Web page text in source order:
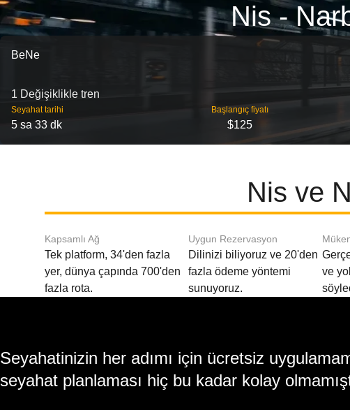
Nis -
BeNe
1 Değişiklikle tren
Seyahat tarihi
5 sa 33 dk
Başlangıç ​​fiyatı
$125
Nis ve
Kapsamlı Ağ
Tek platform, 34'den fazla
yer, dünya çapında 700'den
fazla rota.
Uygun Rezervasyon
Dilinizi biliyoruz ve 20'den
fazla ödeme yöntemi
sunuyoruz.
ve
Seyahatinizin her adımı için ücretsiz
seyahat planlaması hiç bu kadar kolay